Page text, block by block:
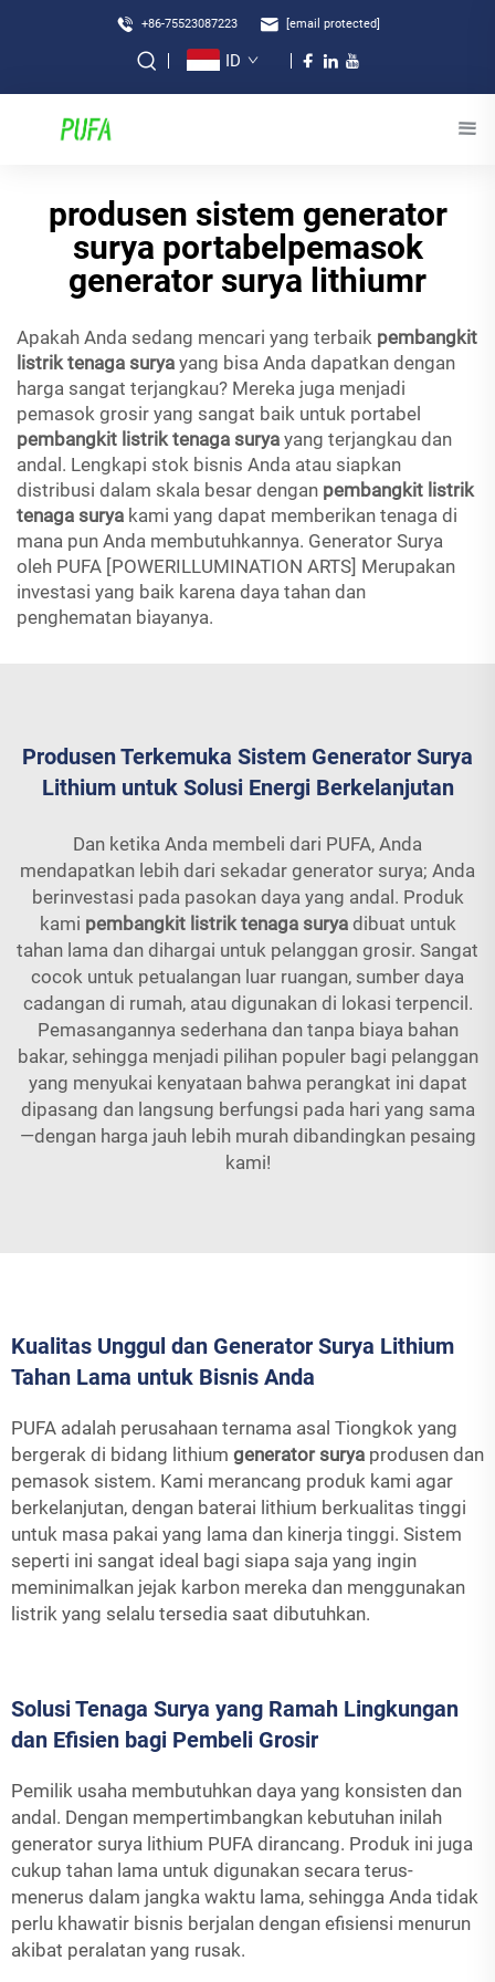
+86-75523087223 [email protected]
ID
produsen sistem generator
surya portabelpemasok
generator surya lithiumr
Apakah Anda sedang mencari yang terbaik pembangkit
listrik tenaga surya yang bisa Anda dapatkan dengan
harga sangat terjangkau? Mereka juga menjadi
pemasok grosir yang sangat baik untuk portabel
pembangkit listrik tenaga surya yang terjangkau dan
andal. Lengkapi stok bisnis Anda atau siapkan
distribusi dalam skala besar dengan pembangkit listrik
tenaga surya kami yang dapat memberikan tenaga di
mana pun Anda membutuhkannya. Generator Surya
oleh PUFA [POWERILLUMINATION ARTS] Merupakan
investasi yang baik karena daya tahan dan
penghematan biayanya.
Produsen Terkemuka Sistem Generator Surya
Lithium untuk Solusi Energi Berkelanjutan
Dan ketika Anda membeli dari PUFA, Anda
mendapatkan lebih dari sekadar generator surya; Anda
berinvestasi pada pasokan daya yang andal. Produk
kami pembangkit listrik tenaga surya dibuat untuk
tahan lama dan dihargai untuk pelanggan grosir. Sangat
cocok untuk petualangan luar ruangan, sumber daya
cadangan di rumah, atau digunakan di lokasi terpencil.
Pemasangannya sederhana dan tanpa biaya bahan
bakar, sehingga menjadi pilihan populer bagi pelanggan
yang menyukai kenyataan bahwa perangkat ini dapat
dipasang dan langsung berfungsi pada hari yang sama
—dengan harga jauh lebih murah dibandingkan pesaing
kami!
Kualitas Unggul dan Generator Surya Lithium
Tahan Lama untuk Bisnis Anda
PUFA adalah perusahaan ternama asal Tiongkok yang
bergerak di bidang lithium generator surya produsen dan
pemasok sistem. Kami merancang produk kami agar
berkelanjutan, dengan baterai lithium berkualitas tinggi
untuk masa pakai yang lama dan kinerja tinggi. Sistem
seperti ini sangat ideal bagi siapa saja yang ingin
meminimalkan jejak karbon mereka dan menggunakan
listrik yang selalu tersedia saat dibutuhkan.
Solusi Tenaga Surya yang Ramah Lingkungan
dan Efisien bagi Pembeli Grosir
Pemilik usaha membutuhkan daya yang konsisten dan
andal. Dengan mempertimbangkan kebutuhan inilah
generator surya lithium PUFA dirancang. Produk ini juga
cukup tahan lama untuk digunakan secara terus-
menerus dalam jangka waktu lama, sehingga Anda tidak
perlu khawatir bisnis berjalan dengan efisiensi menurun
akibat peralatan yang rusak.